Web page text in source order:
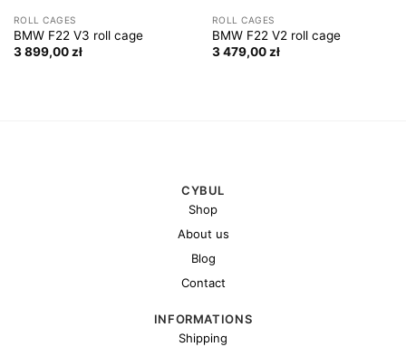
ROLL CAGES
BMW F22 V3 roll cage
3 899,00zł
ROLL CAGES
BMW F22 V2 roll cage
3 479,00zł
CYBUL
Shop
About us
Blog
Contact
INFORMATIONS
Shipping